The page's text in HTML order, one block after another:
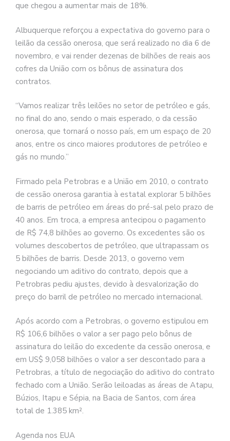
que chegou a aumentar mais de 18%.
Albuquerque reforçou a expectativa do governo para o
leilão da cessão onerosa, que será realizado no dia 6 de
novembro, e vai render dezenas de bilhões de reais aos
cofres da União com os bônus de assinatura dos
contratos.
“Vamos realizar três leilões no setor de petróleo e gás,
no final do ano, sendo o mais esperado, o da cessão
onerosa, que tornará o nosso país, em um espaço de 20
anos, entre os cinco maiores produtores de petróleo e
gás no mundo.”
Firmado pela Petrobras e a União em 2010, o contrato
de cessão onerosa garantia à estatal explorar 5 bilhões
de barris de petróleo em áreas do pré-sal pelo prazo de
40 anos. Em troca, a empresa antecipou o pagamento
de R$ 74,8 bilhões ao governo. Os excedentes são os
volumes descobertos de petróleo, que ultrapassam os
5 bilhões de barris. Desde 2013, o governo vem
negociando um aditivo do contrato, depois que a
Petrobras pediu ajustes, devido à desvalorização do
preço do barril de petróleo no mercado internacional.
Após acordo com a Petrobras, o governo estipulou em
R$ 106,6 bilhões o valor a ser pago pelo bônus de
assinatura do leilão do excedente da cessão onerosa, e
em US$ 9,058 bilhões o valor a ser descontado para a
Petrobras, a título de negociação do aditivo do contrato
fechado com a União. Serão leiloadas as áreas de Atapu,
Búzios, Itapu e Sépia, na Bacia de Santos, com área
total de 1.385 km².
Agenda nos EUA